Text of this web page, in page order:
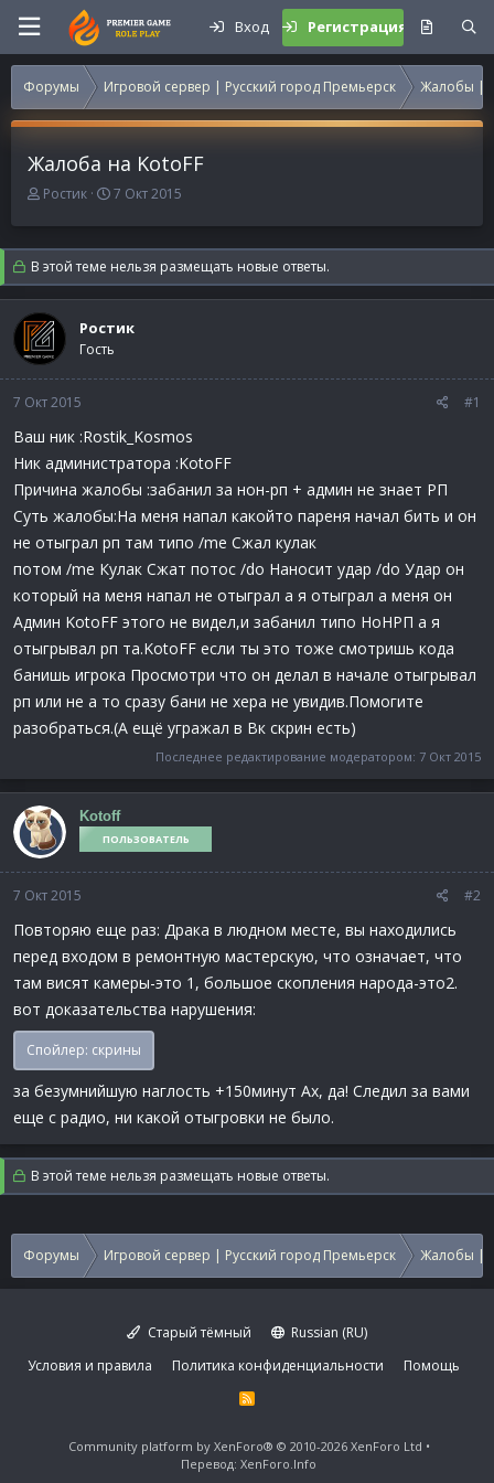
Вход Регистрация
Форумы Игровой сервер | Русский город Премьерск Жалобы |
Жалоба на KotoFF
А
т
о
р
т
е
м
ы
Ростик
Д
т
а
н
а
а
л
7 Окт 2015
В этой теме нельзя размещать новые ответы.
Ростик
Гость
7 Окт 2015 #1
Ваш ник :Rostik_Kosmos
Ник администратора :KotoFF
Причина жалобы :забанил за нон-рп + админ не знает РП
Суть жалобы:На меня напал какойто пареня начал бить и он
не отыграл рп там типо /me Сжал кулак
потом /me Кулак Сжат потос /do Наносит удар /do Удар он
который на меня напал не отыграл а я отыграл а меня он
Админ KotoFF этого не видел,и забанил типо НоНРП а я
отыгрывал рп та.KotoFF если ты это тоже смотришь кода
банишь игрока Просмотри что он делал в начале отыгрывал
рп или не а то сразу бани не хера не увидив.Помогите
разобраться.(А ещё угражал в Вк скрин есть)
Последнее редактирование модератором: 7 Окт 2015
Kotoff
ПОЛЬЗОВАТЕЛЬ
7 Окт 2015 #2
Повторяю еще раз: Драка в людном месте, вы находились
перед входом в ремонтную мастерскую, что означает, что
там висят камеры-это 1, большое скопления народа-это2.
вот доказательства нарушения:
Спойлер: скрины
за безумнийшую наглость +150минут Ах, да! Следил за вами
еще с радио, ни какой отыгровки не было.
В этой теме нельзя размещать новые ответы.
Форумы Игровой сервер | Русский город Премьерск Жалобы |
Старый тёмный
Russian (RU)
Условия и правила
Политика конфиденциальности Помощь
R
Community platform by XenForo® © 2010-2026 XenForo Ltd
Перевод: XenForo.Info